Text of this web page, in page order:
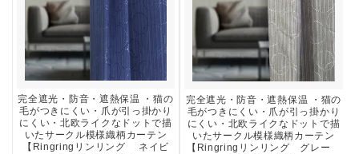
完全遮光・防音・遮熱保温 ・猫の
毛がつきにくい・爪が引っ掛かり
にくい・北欧ライクなドットで描
いたサークル模様織柄カーテン
【Ringringリンリング ネイビ
完全遮光・防音・遮熱保温 ・猫の
毛がつきにくい・爪が引っ掛かり
にくい・北欧ライクなドットで描
いたサークル模様織柄カーテン
【Ringringリンリング グレー